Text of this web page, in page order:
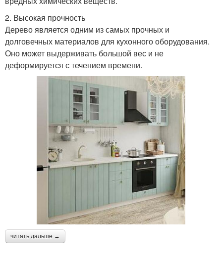
2. Высокая прочность
Дерево является одним из самых прочных и
долговечных материалов для кухонного оборудования.
Оно может выдерживать большой вес и не
деформируется с течением времени.
читать дальше →